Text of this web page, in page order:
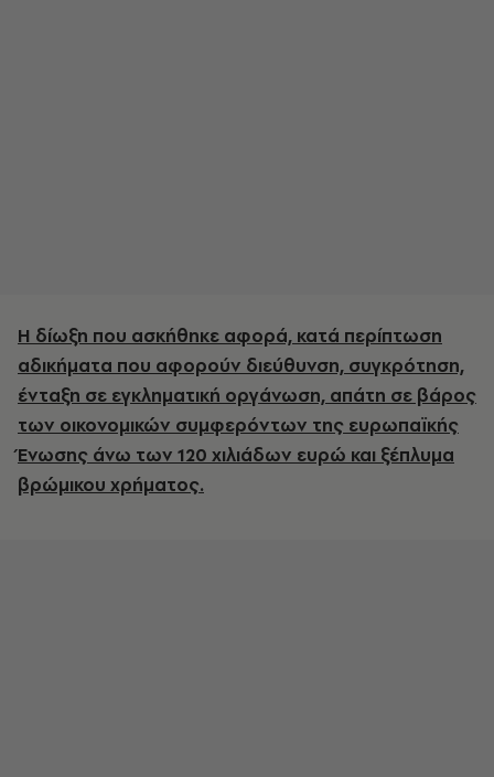
Η δίωξη που ασκήθηκε αφορά, κατά περίπτωση
αδικήματα που αφορούν διεύθυνση, συγκρότηση,
ένταξη σε εγκληματική οργάνωση, απάτη σε βάρος
των οικονομικών συμφερόντων της ευρωπαϊκής
Ένωσης άνω των 120 χιλιάδων ευρώ και ξέπλυμα
βρώμικου χρήματος.